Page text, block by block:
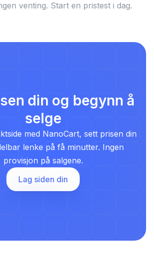
venting. Start en pristest i dag.
din og begynn å
selge
med NanoCart, sett prisen din
lenke på få minutter. Ingen
provisjon på salgene.
Lag siden din